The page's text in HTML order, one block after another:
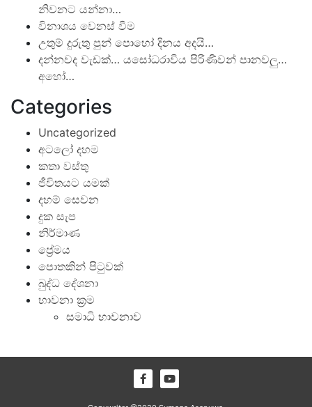
නිවනට යන්නා…
විනාශය වෙනස් වීම
උතුම් දුරුතු පුන් පොහෝ දිනය අදයි…
දන්නවද වැඩක්… යසෝධරාවිය පිරිණිවන් පානවලු…
අහෝ…
Categories
Uncategorized
අටලෝ දහම
කතා වස්තු
ජීවිතයට යමක්
දහම් සෙවන
දුක සැප
නිර්මාණ
ප්‍රේමය
පොතකින් පිටුවක්
බුද්ධ දේශනා
භාවනා ක්‍රම
සමාධි භාවනාව